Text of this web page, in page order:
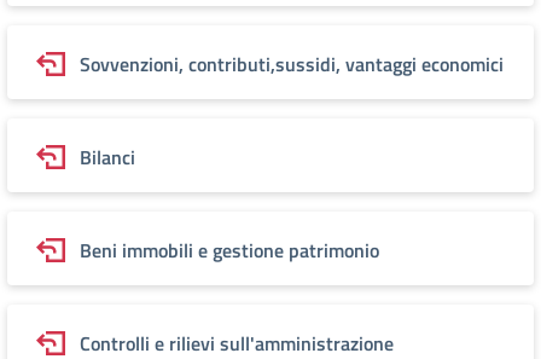
Sovvenzioni, contributi,sussidi, vantaggi economici
Bilanci
Beni immobili e gestione patrimonio
Controlli e rilievi sull'amministrazione